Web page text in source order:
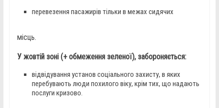
перевезення пасажирів тільки в межах сидячих
місць.
У жовтій зоні (+ обмеження зеленої), забороняється:
відвідування установ соціального захисту, в яких
перебувають люди похилого віку, крім тих, що надають
послуги кризово.